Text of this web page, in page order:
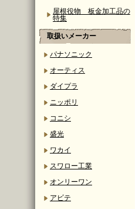
屋根役物 板金加工品の
特集
取扱いメーカー
パナソニック
オーティス
ダイプラ
ニッポリ
コニシ
盛光
ワカイ
スワロー工業
オンリーワン
アビテ